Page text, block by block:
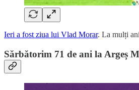
Ieri a fost ziua lui Vlad Morar. La mulți
Sărbătorim 71 de ani la Argeș